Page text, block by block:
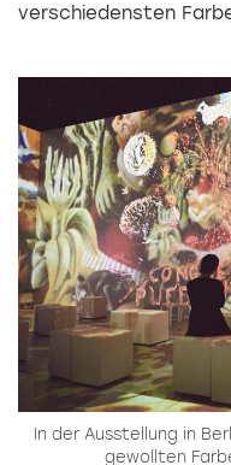
verschiedensten
In der Ausstellung in
gewollten